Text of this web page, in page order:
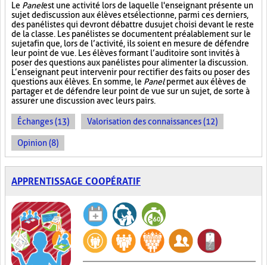
Le Panelest une activité lors de laquelle l'enseignant présente un
sujet de discussion aux élèves et sélectionne, parmi ces derniers,
des panélistes qui devront débattre du sujet choisi devant le reste
de la classe. Les panélistes se documentent préalablement sur le
sujet afin que, lors de l’activité, ils soient en mesure de défendre
leur point de vue. Les élèves formant l’auditoire sont invités à
poser des questions aux panélistes pour alimenter la discussion.
L’enseignant peut intervenir pour rectifier des faits ou poser des
questions aux élèves. En somme, le Panelpermet aux élèves de
partager et de défendre leur point de vue sur un sujet, de sorte à
assurer une discussion avec leurs pairs.
Échanges (13) Valorisation des connaissances (12)
Opinion (8)
APPRENTISSAGE COOPÉRATIF